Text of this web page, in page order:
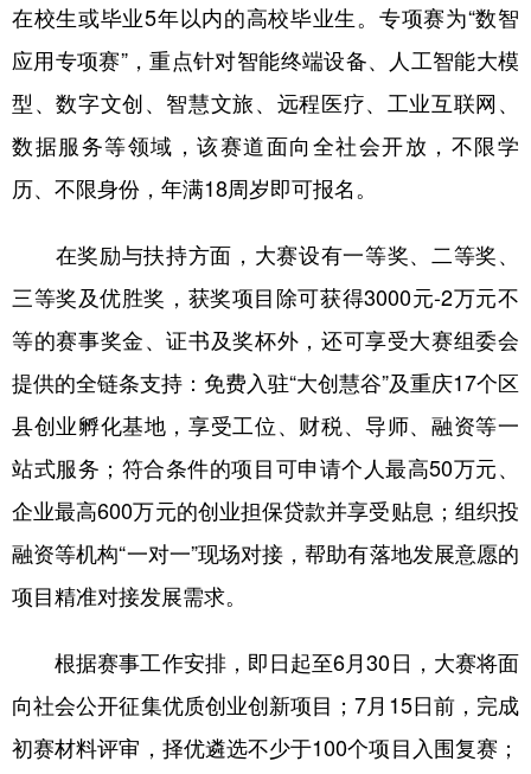
在校生或毕业5年以内的高校毕业生。专项赛为“数智
应用专项赛”，重点针对智能终端设备、人工智能大模
型、数字文创、智慧文旅、远程医疗、工业互联网、
数据服务等领域，该赛道面向全社会开放，不限学
历、不限身份，年满18周岁即可报名。
在奖励与扶持方面，大赛设有一等奖、二等奖、
三等奖及优胜奖，获奖项目除可获得3000元-2万元不
等的赛事奖金、证书及奖杯外，还可享受大赛组委会
提供的全链条支持：免费入驻“大创慧谷”及重庆17个区
县创业孵化基地，享受工位、财税、导师、融资等一
站式服务；符合条件的项目可申请个人最高50万元、
企业最高600万元的创业担保贷款并享受贴息；组织投
融资等机构“一对一”现场对接，帮助有落地发展意愿的
项目精准对接发展需求。
根据赛事工作安排，即日起至6月30日，大赛将面
向社会公开征集优质创业创新项目；7月15日前，完成
初赛材料评审，择优遴选不少于100个项目入围复赛；